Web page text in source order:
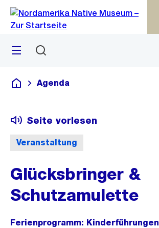
Navigation
Sprunglink
Menü
Deutsch
Agenda
Veranstaltung
Seite vorlesen
Glücksbringer &
Schutzamulette
Ferienprogramm: Kinderführungen